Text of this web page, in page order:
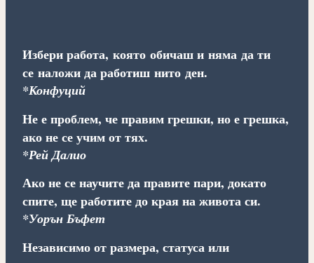
Избери работа, която обичаш и няма да ти
се наложи да работиш нито ден.
*Конфуций
Не е проблем, че правим грешки, но е грешка,
ако не се учим от тях.
*Рей Далио
Ако не се научите да правите пари, докато
спите, ще работите до края на живота си.
*Уорън Бъфет
Независимо от размера, статуса или